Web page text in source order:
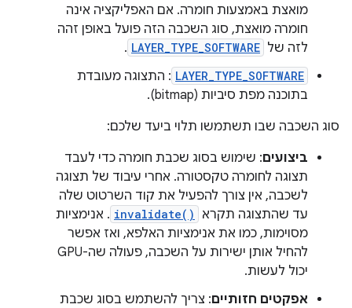
מואצת באמצעות חומרה. אם האפליקציה אינה
חומרה מואצת, סוג השכבה הזה פועל באופן זהה
לזה של LAYER_TYPE_SOFTWARE
.
LAYER_TYPE_SOFTWARE : התצוגה מעובדת
בתוכנה מפת סיביות (bitmap).
סוג השכבה שבו תשתמשו תלוי ביעד שלכם:
ביצועים: שימוש בסוג שכבת חומרה כדי לעבד
תצוגה לחומרה טקסטורה. אחרי עיבוד של תצוגה
לשכבה, אין צורך להפעיל את קוד השרטוט שלה
עד שהתצוגה תקרא
invalidate() . אנימציות
מסוימות, כמו את אנימציות האלפא, ואז אפשר
להחיל אותן ישירות על השכבה, פעולה שה-GPU
יכול לעשות.
אפקטים חזותיים: צריך להשתמש בסוג שכבת